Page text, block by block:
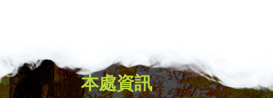
本處資訊